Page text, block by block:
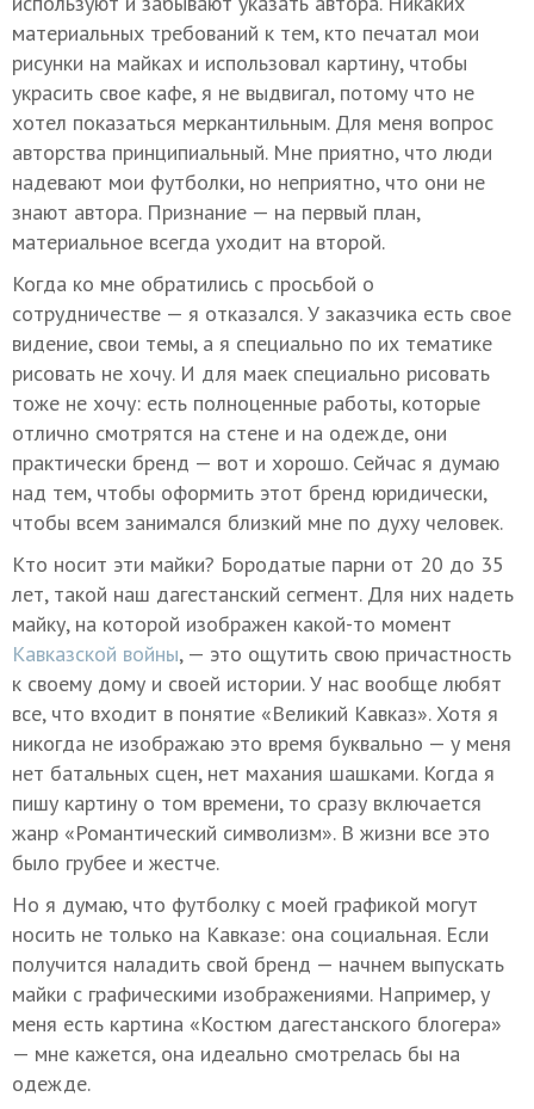
материальных требований к тем, кто печатал мои
рисунки на майках и использовал картину, чтобы
украсить свое кафе, я не выдвигал, потому что не
хотел показаться меркантильным. Для меня вопрос
авторства принципиальный. Мне приятно, что люди
надевают мои футболки, но неприятно, что они не
знают автора. Признание — на первый план,
материальное всегда уходит на второй.
Когда ко мне обратились с просьбой о
сотрудничестве — я отказался. У заказчика есть свое
видение, свои темы, а я специально по их тематике
рисовать не хочу. И для маек специально рисовать
тоже не хочу: есть полноценные работы, которые
отлично смотрятся на стене и на одежде, они
практически бренд — вот и хорошо. Сейчас я думаю
над тем, чтобы оформить этот бренд юридически,
чтобы всем занимался близкий мне по духу человек.
Кто носит эти майки? Бородатые парни от 20 до 35
лет, такой наш дагестанский сегмент. Для них надеть
майку, на которой изображен какой-то момент
Кавказской войны, — это ощутить свою причастность
к своему дому и своей истории. У нас вообще любят
все, что входит в понятие «Великий Кавказ». Хотя я
никогда не изображаю это время буквально — у меня
нет батальных сцен, нет махания шашками. Когда я
пишу картину о том времени, то сразу включается
жанр «Романтический символизм». В жизни все это
было грубее и жестче.
Но я думаю, что футболку с моей графикой могут
носить не только на Кавказе: она социальная. Если
получится наладить свой бренд — начнем выпускать
майки с графическими изображениями. Например, у
меня есть картина «Костюм дагестанского блогера»
— мне кажется, она идеально смотрелась бы на
одежде.